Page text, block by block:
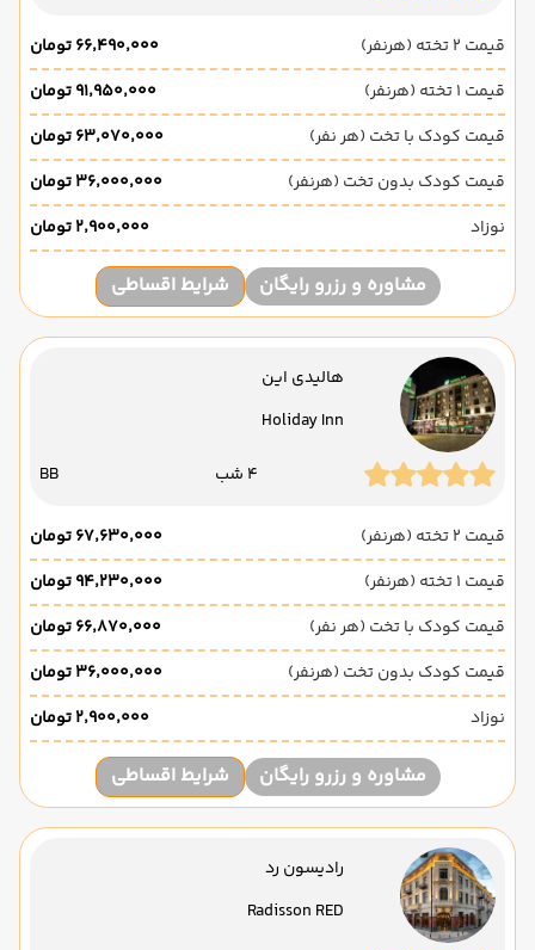
قیمت 2 تخته (هرنفر)
۶۶٬۴۹۰٬۰۰۰ تومان
قیمت 1 تخته (هرنفر)
۹۱٬۹۵۰٬۰۰۰ تومان
قیمت کودک با تخت (هر نفر)
۶۳٬۰۷۰٬۰۰۰ تومان
قیمت کودک بدون تخت (هرنفر)
۳۶٬۰۰۰٬۰۰۰ تومان
نوزاد
۲٬۹۰۰٬۰۰۰ تومان
مشاوره و رزرو رایگان شرایط اقساطی
هالیدی این
Holiday Inn
4 شب BB
قیمت 2 تخته (هرنفر)
۶۷٬۶۳۰٬۰۰۰ تومان
قیمت 1 تخته (هرنفر)
۹۴٬۲۳۰٬۰۰۰ تومان
قیمت کودک با تخت (هر نفر)
۶۶٬۸۷۰٬۰۰۰ تومان
قیمت کودک بدون تخت (هرنفر)
۳۶٬۰۰۰٬۰۰۰ تومان
نوزاد
۲٬۹۰۰٬۰۰۰ تومان
مشاوره و رزرو رایگان شرایط اقساطی
رادیسون رد
Radisson RED